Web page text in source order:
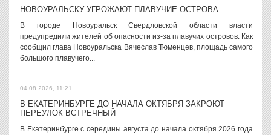
НОВОУРАЛЬСКУ УГРОЖАЮТ ПЛАВУЧИЕ ОСТРОВА
В городе Новоуральск Свердловской области власти
предупредили жителей об опасности из-за плавучих островов. Как
сообщил глава Новоуральска Вячеслав Тюменцев, площадь самого
большого плавучего...
04.08.2026, 11:21
В ЕКАТЕРИНБУРГЕ ДО НАЧАЛА ОКТЯБРЯ ЗАКРОЮТ
ПЕРЕУЛОК ВСТРЕЧНЫЙ
В Екатеринбурге с середины августа до начала октября 2026 года